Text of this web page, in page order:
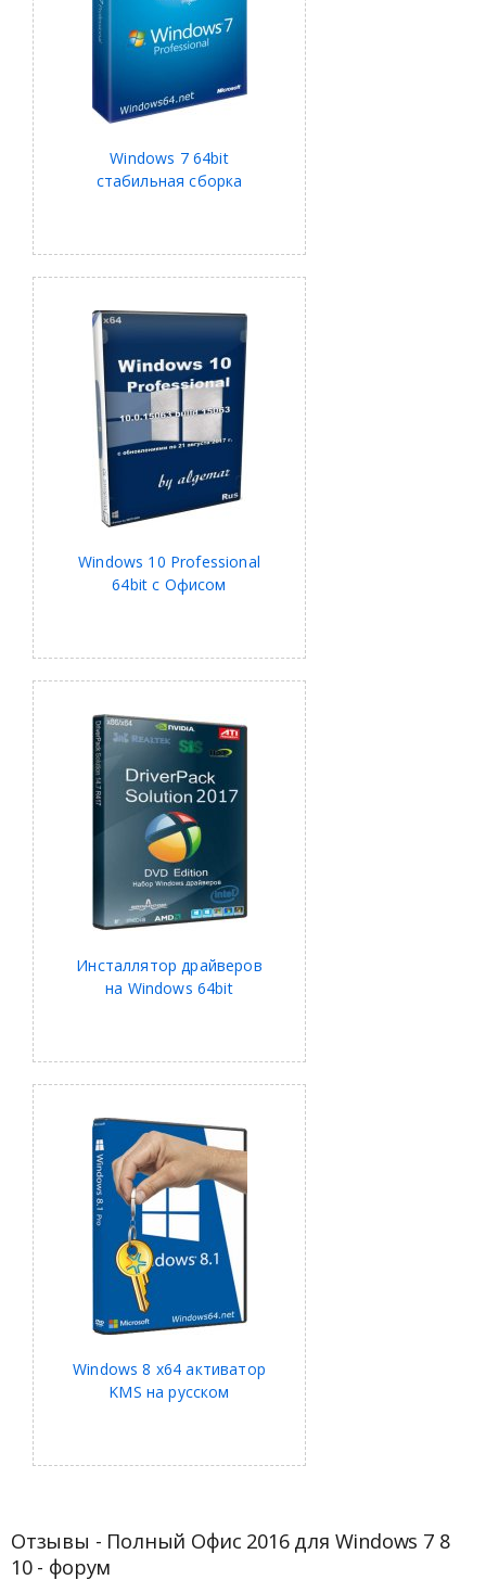
Windows 7 64bit
стабильная сборка
Windows 10 Professional
64bit с Офисом
Инсталлятор драйверов
на Windows 64bit
Windows 8 x64 активатор
KMS на русском
Отзывы - Полный Офис 2016 для Windows 7 8
10 - форум